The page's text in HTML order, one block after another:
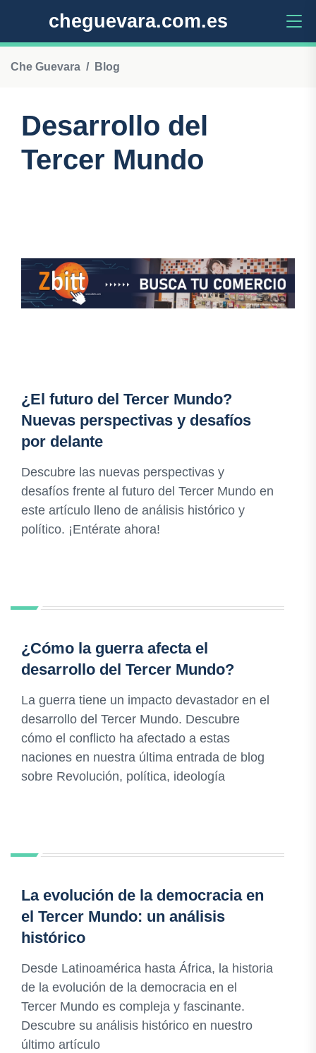
cheguevara.com.es
Che Guevara Blog
Desarrollo del
Tercer Mundo
¿El futuro del Tercer Mundo?
Nuevas perspectivas y desafíos
por delante
Descubre las nuevas perspectivas y
desafíos frente al futuro del Tercer Mundo en
este artículo lleno de análisis histórico y
político. ¡Entérate ahora!
¿Cómo la guerra afecta el
desarrollo del Tercer Mundo?
La guerra tiene un impacto devastador en el
desarrollo del Tercer Mundo. Descubre
cómo el conflicto ha afectado a estas
naciones en nuestra última entrada de blog
sobre Revolución, política, ideología
La evolución de la democracia en
el Tercer Mundo: un análisis
histórico
Desde Latinoamérica hasta África, la historia
de la evolución de la democracia en el
Tercer Mundo es compleja y fascinante.
Descubre su análisis histórico en nuestro
último artículo